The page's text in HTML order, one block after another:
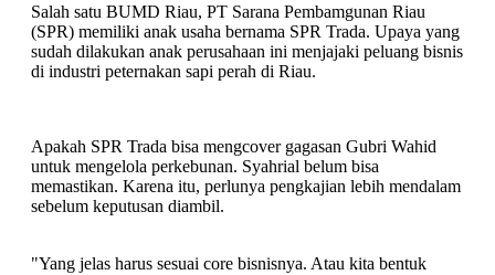
Salah satu BUMD Riau, PT Sarana Pembamgunan Riau
(SPR) memiliki anak usaha bernama SPR Trada. Upaya yang
sudah dilakukan anak perusahaan ini menjajaki peluang bisnis
di industri peternakan sapi perah di Riau.
Apakah SPR Trada bisa mengcover gagasan Gubri Wahid
untuk mengelola perkebunan. Syahrial belum bisa
memastikan. Karena itu, perlunya pengkajian lebih mendalam
sebelum keputusan diambil.
"Yang jelas harus sesuai core bisnisnya. Atau kita bentuk